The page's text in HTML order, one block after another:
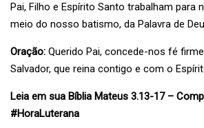
Pai, Filho e Espírito Santo trabalham para
meio do nosso batismo, da Palavra de
Oração: Querido Pai, concede-nos fé
Salvador, que reina contigo e com o
Leia em sua Bíblia Mateus 3.13-17 –
#HoraLuterana